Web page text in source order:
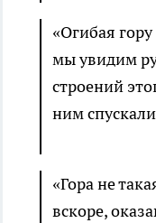
«Огибая
мы увидим
строений
ним
«Гора не
вскоре,